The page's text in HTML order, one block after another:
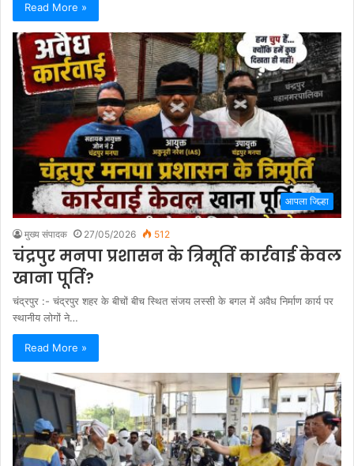
Read More »
आपला जिल्हा
मुख्य संपादक 27/05/2026 512
चंद्रपुर मनपा प्रशासन के त्रिमूर्ति कार्रवाई केवल
खाना पूर्ति?
चंद्रपुर :- चंद्रपुर शहर के बीचों बीच स्थित संजय लस्सी के बगल में अवैध निर्माण कार्य पर
स्थानीय लोगों ने…
Read More »